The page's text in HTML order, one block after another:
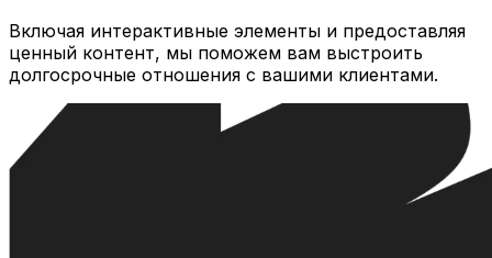
Включая интерактивные элементы и предоставляя
ценный контент, мы поможем вам выстроить
долгосрочные отношения с вашими клиентами.